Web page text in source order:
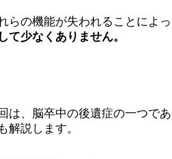
らの機能が失われることによっ
て少なくありません。
は、脳卒中の後遺症の一つで
解説します。